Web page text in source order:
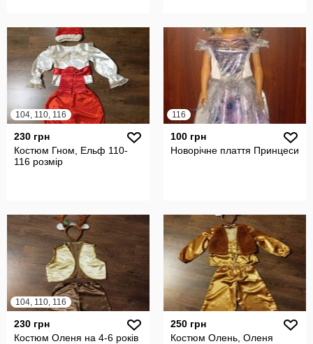
104, 110, 116
230 грн
Костюм Гном, Ельф 110-
116 розмір
116
100 грн
Новорічне плаття Принцеси
104, 110, 116
230 грн
Костюм Оленя на 4-6 років
250 грн
Костюм Олень, Оленя